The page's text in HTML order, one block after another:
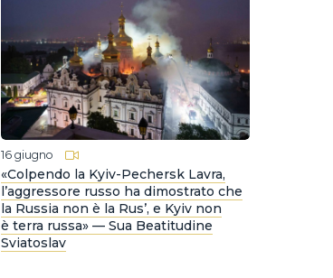
16 giugno
«Colpendo la Kyiv-Pechersk Lavra,
l’aggressore russo ha dimostrato che
la Russia non è la Rus’, e Kyiv non
è terra russa» — Sua Beatitudine
Sviatoslav